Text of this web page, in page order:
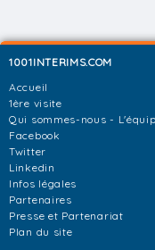
1001INTERIMS.COM
Accueil
1ère visite
Qui sommes-nous -
Facebook
Twitter
Linkedin
Infos légales
Partenaires
Presse et Partenariat
Plan du site